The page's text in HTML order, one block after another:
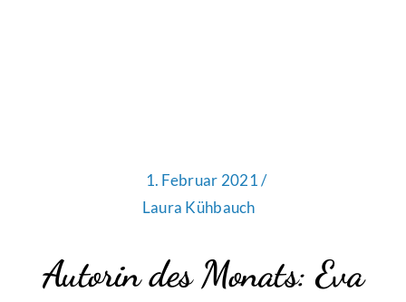
1. Februar 2021 /
Laura Kühbauch
Autorin des Monats: Eva